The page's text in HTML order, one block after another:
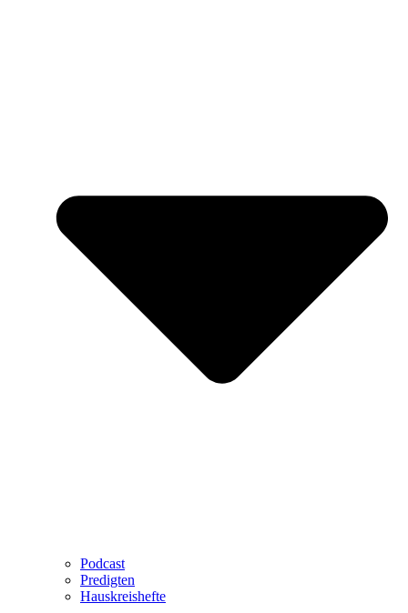
Podcast
Predigten
Hauskreishefte